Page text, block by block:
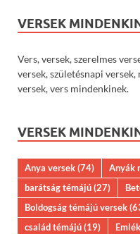
VERSEK
Vers, versek, szerelmes
versek, születésnapi
versek, vers mindenkinek.
VERSEK
Anya versek(74) Anyák
barátság témájú(27)
Boldogság témájú versek
család témájú(19)